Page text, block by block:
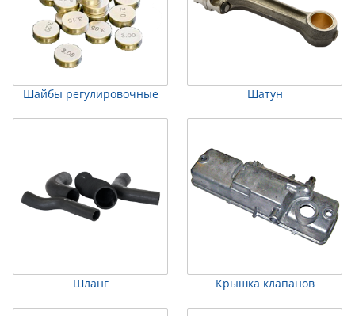
Шайбы регулировочные Шатун
Шланг Крышка клапанов